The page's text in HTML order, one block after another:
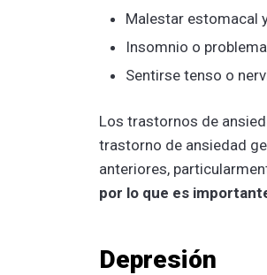
Malestar estomacal
Insomnio o
Sentirse tenso o
Los trastornos de
trastorno de ansiedad
anteriores,
por lo que es
Depresión